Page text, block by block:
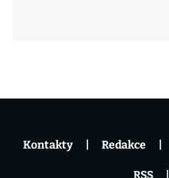
Kontakty Redakce
RSS